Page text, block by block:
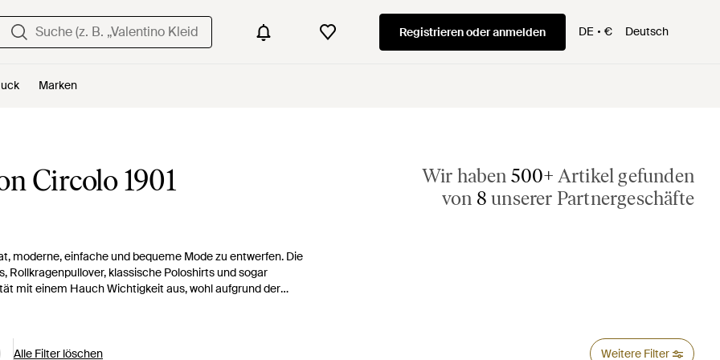
Registrieren oder anmelden DE € Deutsch
Marken
Circolo 1901
moderne, einfache und bequeme Mode zu entwerfen. Die
Rollkragenpullover, klassische Poloshirts und sogar
mit einem Hauch Wichtigkeit aus, wohl aufgrund der
Wir haben 500+ Artikel gefunden
von 8 unserer Partnergeschäfte
Alle Filter löschen Weitere Filter